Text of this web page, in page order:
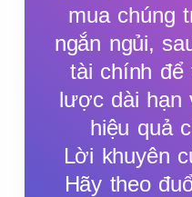
mua chúng
ngắn ngủi,
tài chính để
lược dài hạn
hiệu quả
Lời khuyên
Hãy theo